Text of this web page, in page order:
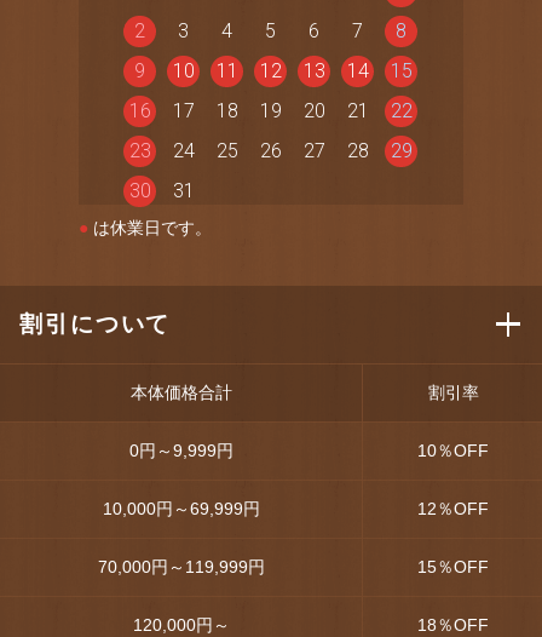
2
3 4 5 6 7
8
9
10 11 12 13 14
15
16
17 18 19 20 21
22
23
24 25 26 27 28
29
30
31
● は休業日です。
割引について
本体価格合計 割引率
0円～9,999円 10％OFF
10,000円～69,999円 12％OFF
70,000円～119,999円 15％OFF
120,000円～ 18％OFF